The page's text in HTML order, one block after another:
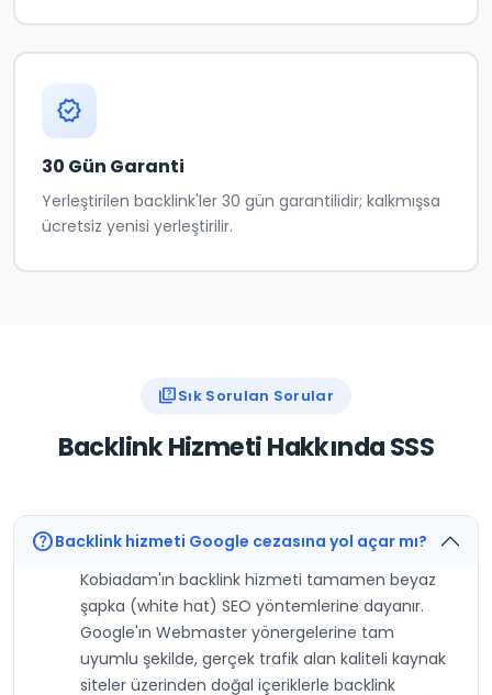
verified
30 Gün Garanti
Yerleştirilen backlink'ler 30 gün garantilidir; kalkmışsa
ücretsiz yenisi yerleştirilir.
quizSık Sorulan Sorular
Backlink Hizmeti Hakkında SSS
helpBacklink hizmeti Google cezasına yol açar mı?
Kobiadam'ın backlink hizmeti tamamen beyaz
şapka (white hat) SEO yöntemlerine dayanır.
Google'ın Webmaster yönergelerine tam
uyumlu şekilde, gerçek trafik alan kaliteli kaynak
siteler üzerinden doğal içeriklerle backlink